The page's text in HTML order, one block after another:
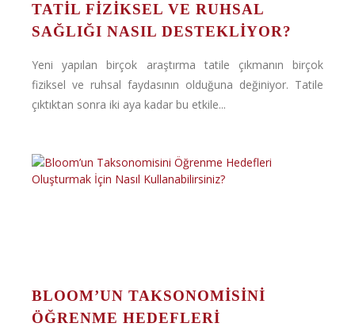
TATIL FIZIKSEL VE RUHSAL
SAĞLIĞI NASIL DESTEKLIYOR?
Yeni yapılan birçok araştırma tatile çıkmanın birçok
fiziksel ve ruhsal faydasının olduğuna değiniyor. Tatile
çıktıktan sonra iki aya kadar bu etkile...
BLOOM’UN TAKSONOMISINI
ÖĞRENME HEDEFLERI